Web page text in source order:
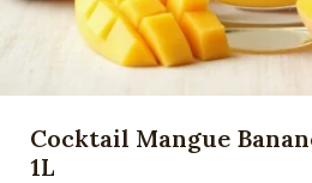
Cocktail Mangue
1L